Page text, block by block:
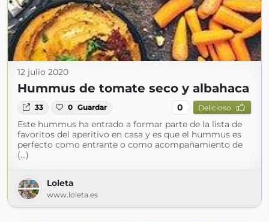
12 julio 2020
Hummus de tomate seco y albahaca
33 0 Guardar 0 Delicioso
Este hummus ha entrado a formar parte de la lista de
favoritos del aperitivo en casa y es que el hummus es
perfecto como entrante o como acompañamiento de
(...)
Loleta
www.loleta.es